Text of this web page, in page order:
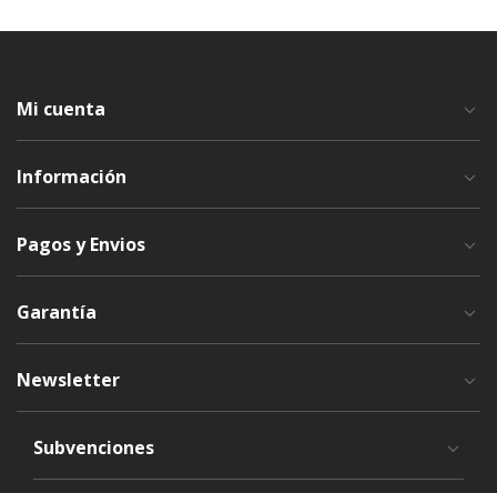
Mi cuenta
Información
Pagos y Envios
Garantía
Newsletter
Subvenciones